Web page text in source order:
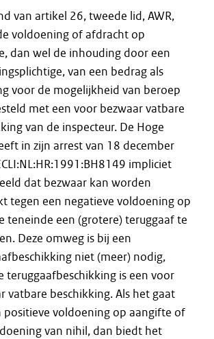
van artikel 26, tweede lid, AWR,
voldoening of afdracht op
dan wel de inhouding door een
van een bedrag als
voor de mogelijkheid van beroep
met een voor bezwaar vatbare
van de inspecteur. De Hoge
in zijn arrest van 18 december
impliciet
dat bezwaar kan worden
tegen een negatieve voldoening op
teneinde een (grotere) teruggaaf te
Deze omweg is bij een
niet (meer) nodig,
teruggaafbeschikking is een voor
vatbare beschikking. Als het gaat
positieve voldoening op aangifte of
van nihil, dan biedt het